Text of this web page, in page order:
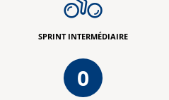
SPRINT INTERMÉDIAIRE
0